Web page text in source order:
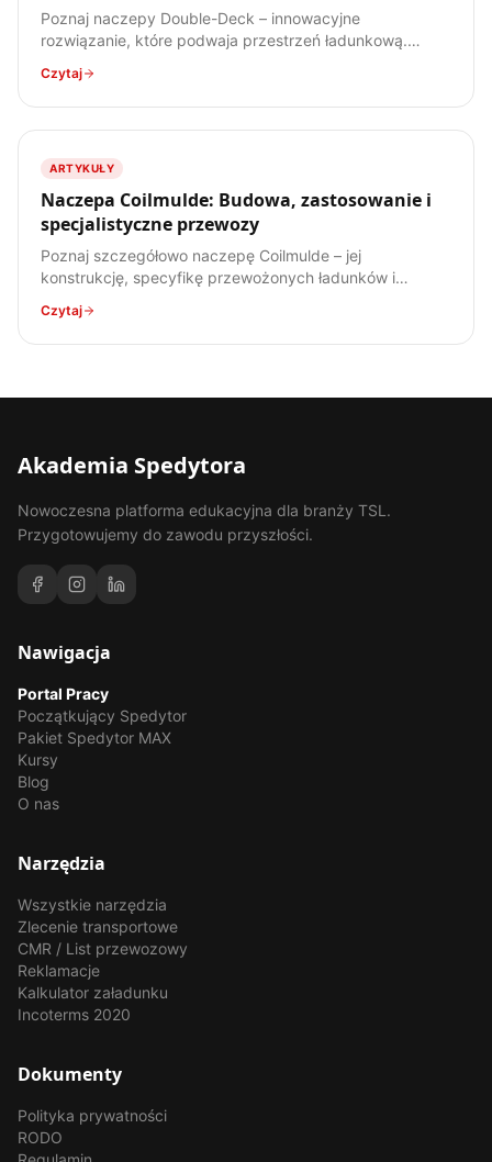
Poznaj naczepy Double-Deck – innowacyjne
rozwiązanie, które podwaja przestrzeń ładunkową.
do jakich ładunków są najlepiej przystosowane.
Czytaj
ARTYKUŁY
Naczepa Coilmulde: Budowa, zastosowanie i
specjalistyczne przewozy
Poznaj szczegółowo naczepę Coilmulde – jej
konstrukcję, specyfikę przewożonych ładunków i
dla każdego spedytora.
Czytaj
Akademia Spedytora
Nowoczesna platforma edukacyjna dla branży TSL.
Przygotowujemy do zawodu przyszłości.
Nawigacja
Portal Pracy
Początkujący Spedytor
Pakiet Spedytor MAX
Kursy
Blog
O nas
Narzędzia
Wszystkie narzędzia
Zlecenie transportowe
CMR / List przewozowy
Reklamacje
Kalkulator załadunku
Incoterms 2020
Dokumenty
Polityka prywatności
RODO